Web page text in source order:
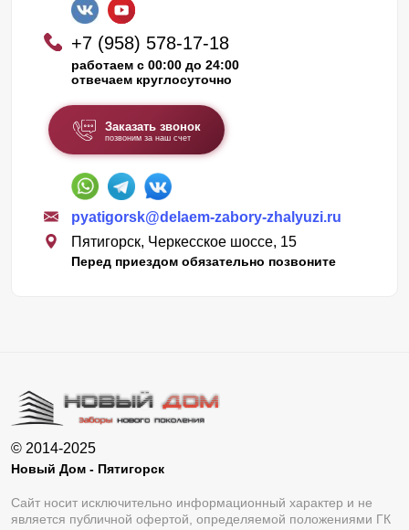
+7 (958) 578-17-18
работаем с 00:00 до 24:00
отвечаем круглосуточно
Заказать звонок
позвоним за наш счет
pyatigorsk@delaem-zabory-zhalyuzi.ru
Пятигорск, Черкесское шоссе, 15
Перед приездом обязательно позвоните
© 2014-2025
Новый Дом - Пятигорск
Сайт носит исключительно информационный характер и не
является публичной офертой, определяемой положениями ГК